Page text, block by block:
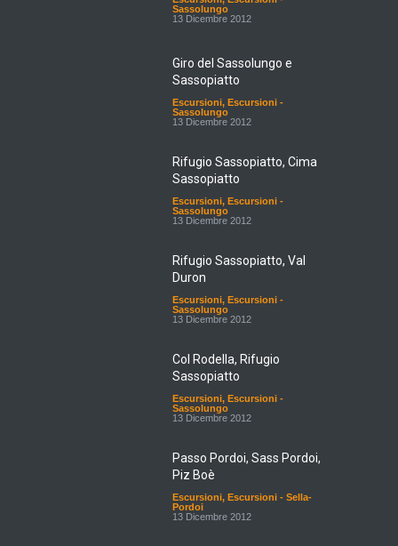
Sassolungo
13 Dicembre 2012
Giro del Sassolungo e
Sassopiatto
Escursioni, Escursioni -
Sassolungo
13 Dicembre 2012
Rifugio Sassopiatto, Cima
Sassopiatto
Escursioni, Escursioni -
Sassolungo
13 Dicembre 2012
Rifugio Sassopiatto, Val
Duron
Escursioni, Escursioni -
Sassolungo
13 Dicembre 2012
Col Rodella, Rifugio
Sassopiatto
Escursioni, Escursioni -
Sassolungo
13 Dicembre 2012
Passo Pordoi, Sass Pordoi,
Piz Boè
Escursioni, Escursioni - Sella-
Pordoi
13 Dicembre 2012